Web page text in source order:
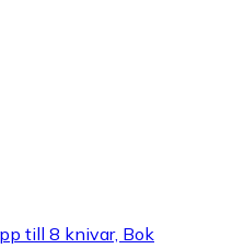
till 8 knivar, Bok